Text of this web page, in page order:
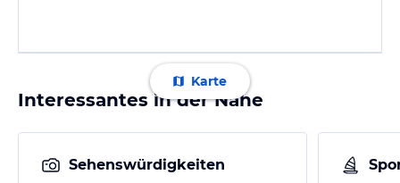
Karte
Interessantes in der Nähe
Sehenswürdigkeiten